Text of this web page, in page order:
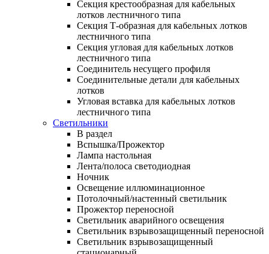
Секция крестообразная для кабельных
лотков лестничного типа
Секция Т-образная для кабельных лотков
лестничного типа
Секция угловая для кабельных лотков
лестничного типа
Соединитель несущего профиля
Соединительные детали для кабельных
лотков
Угловая вставка для кабельных лотков
лестничного типа
Светильники
В раздел
Вспышка/Прожектор
Лампа настольная
Лента/полоса светодиодная
Ночник
Освещение иллюминационное
Потолочный/настенный светильник
Прожектор переносной
Светильник аварийного освещения
Светильник взрывозащищенный переносной
Светильник взрывозащищенный